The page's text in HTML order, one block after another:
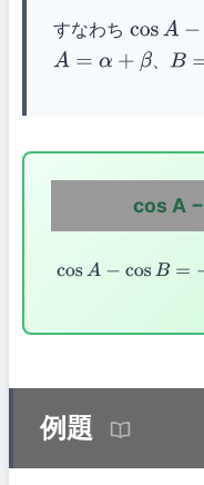
すなわち cos A−
A= α+ β 、B=α
cos A
cosA−cos
例題